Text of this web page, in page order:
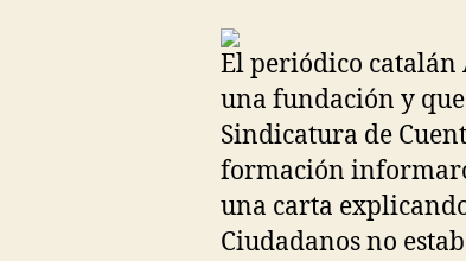
El periódico catalán
una fundación y
Sindicatura de
formación
una carta
Ciudadanos no